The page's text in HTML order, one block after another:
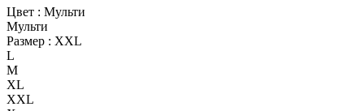
Цвет : Мульти
Мульти
Размер : XXL
L
M
XL
XXL